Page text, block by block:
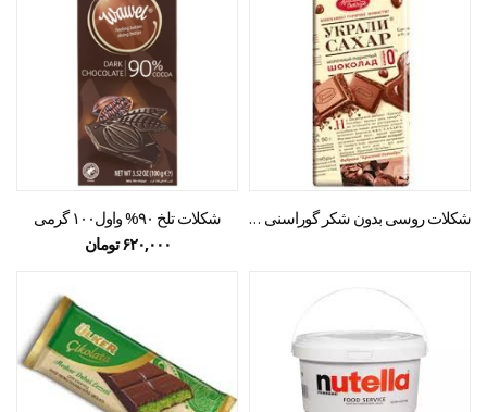
شکلات روسی بدون شکر گوراسنی ۹۰ گرمی
شکلات تلخ ۹۰% واول۱۰۰ گرمی
۶۲۰,۰۰۰ تومان